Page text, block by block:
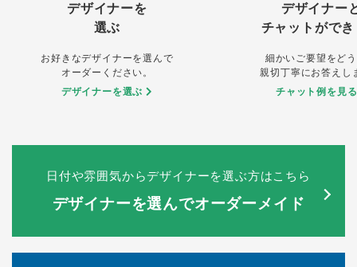
デザイナーを
選ぶ
お好きなデザイナーを選んで
オーダーください。
デザイナーを選ぶ
デザイナー
チャットがで
細かいご要望をど
親切丁寧にお答えし
チャット例を見る
日付や雰囲気からデザイナーを選ぶ方はこちら
デザイナーを選んでオーダーメイド